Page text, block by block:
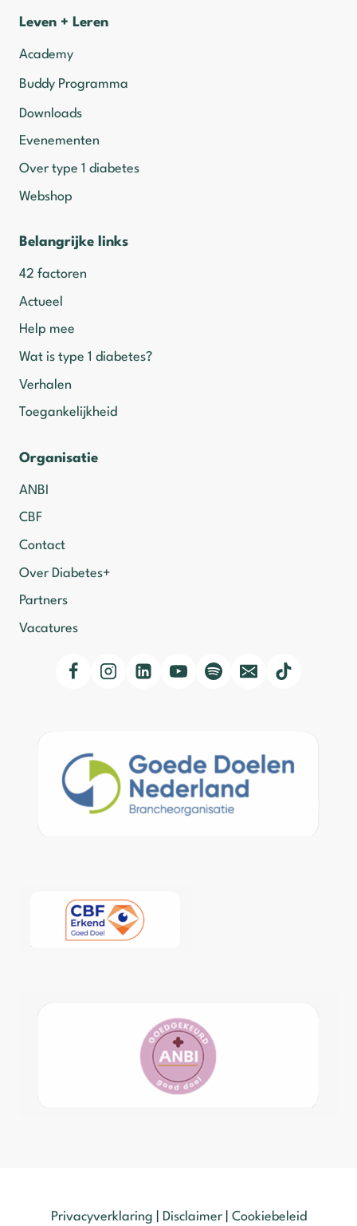
Leven + Leren
Academy
Buddy Programma
Downloads
Evenementen
Over type 1 diabetes
Webshop
Belangrijke links
42 factoren
Actueel
Help mee
Wat is type 1 diabetes?
Verhalen
Toegankelijkheid
Organisatie
ANBI
CBF
Contact
Over Diabetes+
Partners
Vacatures
Privacyverklaring Disclaimer| Cookiebeleid